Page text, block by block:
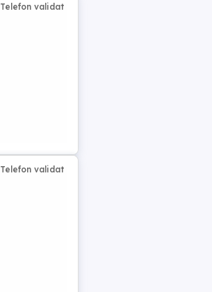
Telefon validat
Telefon validat